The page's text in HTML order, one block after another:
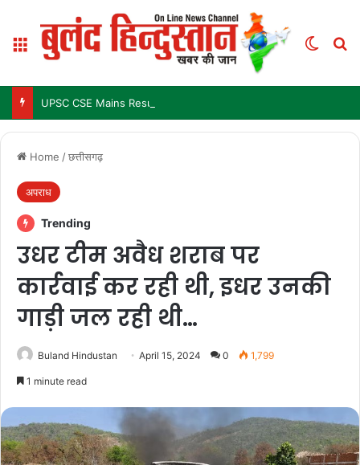
Menu
Home /छत्तीसगढ़
अपराध
Trending
उधर टीम अवैध शराब पर
कार्रवाई कर रही थी, इधर उनकी
गाड़ी जल रही थी…
Buland Hindustan April 15, 2024 0 1,799
1 minute read